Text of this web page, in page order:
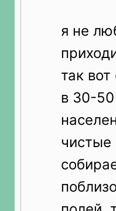
я не
так
в 30-
чистые